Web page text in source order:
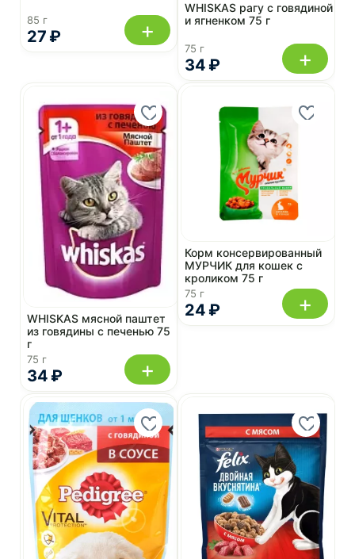
27 ₽
85 г +
34 ₽
WHISKAS рагу с говядиной
и ягненком 75 г
75 г +
34 ₽
WHISKAS мясной паштет
из говядины с печенью 75
г
75 г +
24 ₽
Корм консервированный
МУРЧИК для кошек с
кроликом 75 г
75 г +